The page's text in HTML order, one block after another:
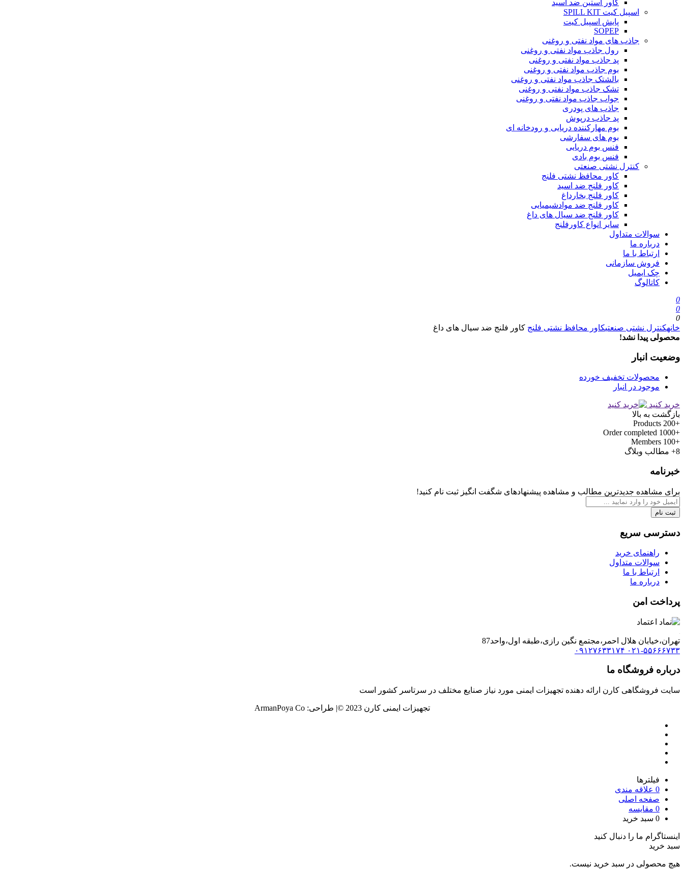
کاور آستین ضد اسید
اسپیل کیت SPILL KIT
پایش اسپیل کیت
SOPEP
جاذب های مواد نفتی و روغنی
رول جاذب مواد نفتی و روغنی
پد جاذب مواد نفتی و روغنی
بوم جاذب مواد نفتی و روغنی
بالشتک جاذب مواد نفتی و روغنی
تشک جاذب مواد نفتی و روغنی
جواب جاذب مواد نفتی و روغنی
جاذب های پودری
پد جاذب درپوش
بوم مهارکننده دریایی و رودخانه ای
بوم های سفارشی
فنس بوم دریایی
فنس بوم بادی
کنترل نشتی صنعتی
کاور محافظ نشتی فلنج
کاور فلنج ضد اسید
کاور فلنج بخارداغ
کاور فلنج ضد موادشیمیایی
کاور فلنج ضد سیال های داغ
سایر انواع کاورفلنج
سوالات متداول
درباره ما
ارتباط با ما
فروش سازمانی
چک ایمیل
کاتالوگ
0
0
0
خانهکنترل نشتی صنعتیکاور محافظ نشتی فلنج کاور فلنج ضد سیال های داغ
محصولی پیدا نشد!
وضعیت انبار
محصولات تخفیف خورده
موجود در انبار
خرید کنید
بازگشت به بالا
+200
Products
+1000
Order completed
+100
Members
8+
مطالب وبلاگ
خبرنامه
برای مشاهده جدیدترین مطالب و مشاهده پیشنهادهای شگفت انگیز ثبت نام کنید!
ثبت نام
دسترسی سریع
راهنمای خرید
سوالات متداول
ارتباط با ما
درباره ما
پرداخت امن
تهران،خیابان هلال احمر،مجتمع نگین رازی،طبقه اول،واحد87
۰۲۱-۵۵۶۶۶۷۳۳ ۰۹۱۲۷۶۳۳۱۷۴
درباره فروشگاه ما
سایت فروشگاهی کارن ارائه دهنده تجهیزات ایمنی مورد نیاز صنایع مختلف در سرتاسر کشور است
تجهیزات ایمنی کارن 2023 ©️| طراحی: ArmanPoya Co
فیلترها
0 علاقه مندی
صفحه اصلی
0 مقایسه
0 سبد خرید
اینستاگرام ما را دنبال کنید
سبد خرید
هیچ محصولی در سبد خرید نیست.